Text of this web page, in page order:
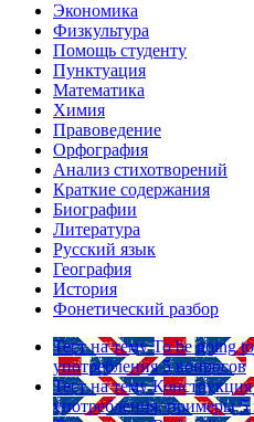
Экономика
Физкультура
Помощь студенту
Пунктуация
Математика
Химия
Правоведение
Орфография
Анализ стихотворений
Краткие содержания
Биографии
Литература
Русский язык
География
История
Фонетический разбор
Тест на тему To be going
употребления 5 вопросов
Тест на тему
употребления, примеры 5